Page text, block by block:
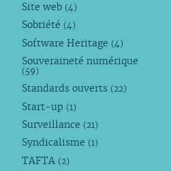
Site web (4)
Sobriété (4)
Software Heritage (4)
Souveraineté numérique
(59)
Standards ouverts (22)
Start-up (1)
Surveillance (21)
Syndicalisme (1)
TAFTA (2)